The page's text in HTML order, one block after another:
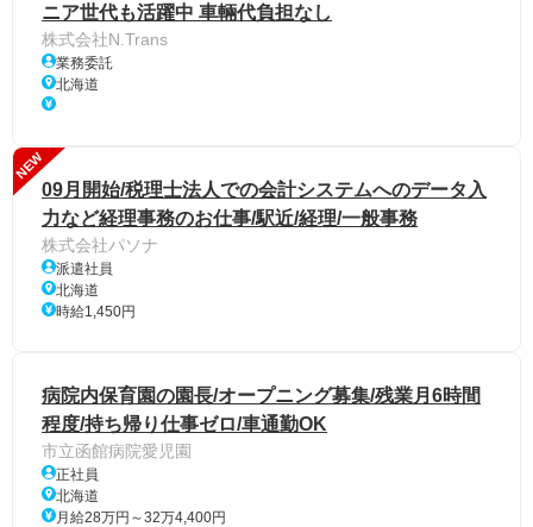
ニア世代も活躍中 車輛代負担なし
株式会社N.Trans
業務委託
北海道
NEW
09月開始/税理士法人での会計システムへのデータ入
力など経理事務のお仕事/駅近/経理/一般事務
株式会社パソナ
派遣社員
北海道
時給1,450円
病院内保育園の園長/オープニング募集/残業月6時間
程度/持ち帰り仕事ゼロ/車通勤OK
市立函館病院愛児園
正社員
北海道
月給28万円～32万4,400円